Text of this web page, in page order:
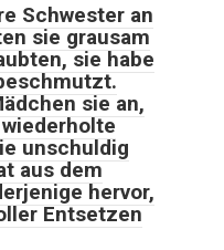
Schwester an
sie grausam
sie habe
sie an,
unschuldig
aus dem
hervor,
Entsetzen